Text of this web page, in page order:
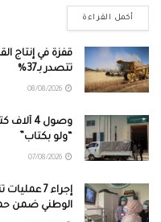
أكمل القراءة
تتصدر بـ37%
وصول 4
“ولو بكتاب”
إجراء 7
الوطني ضمن